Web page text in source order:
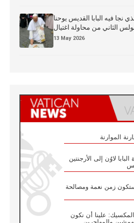
نجا فيه البابا القديس يوحنا
الثاني من محاولة اغتيال
13 May 2026
الموارنة
لاوُن إلى الأرجنتين
ستكون زمن نعمة ومصالحة
المكسيك: علينا أن نكون